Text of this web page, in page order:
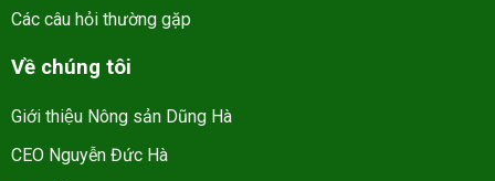
Các câu hỏi thường gặp
Về chúng tôi
Giới thiệu Nông sản Dũng Hà
CEO Nguyễn Đức Hà